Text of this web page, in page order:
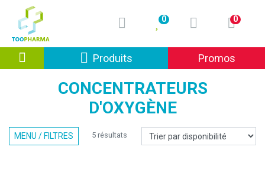
0 0
ProduitsAfficher la navigation
Promos
CONCENTRATEURS
D'OXYGÈNE
MENU / FILTRES 5 résultats